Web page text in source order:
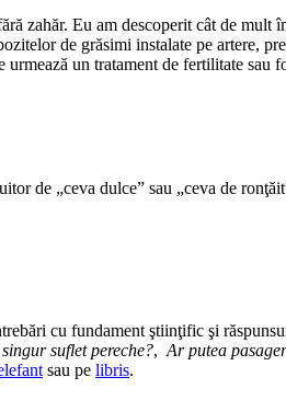
zahăr. Eu am descoperit cât de
de grăsimi instalate pe artere,
un tratament de fertilitate sau
de „ceva dulce” sau „ceva de
cu fundament ştiinţific şi
suflet pereche?, Ar putea
sau pe libris.